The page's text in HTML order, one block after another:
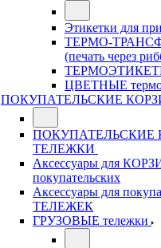
Этикетки для
ТЕРМО-
(печать через
ЦВЕТНЫЕ
ПОКУПАТЕЛЬСКИЕ
ПОКУПАТЕЛЬСКИЕ
ТЕЛЕЖКИ
Аксессуары для
покупательских
Аксессуары для
ТЕЛЕЖЕК
ГРУЗОВЫЕ тележки